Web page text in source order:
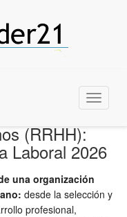
Menu
(RRHH):
Laboral 2026
una organización
desde la selección y
profesional,